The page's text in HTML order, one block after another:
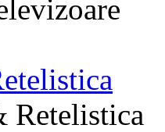
Retelistica